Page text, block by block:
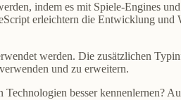
indem es mit Spiele-Engines
erleichtern die Entwicklung und
werden. Die zusätzlichen
und zu erweitern.
besser kennenlernen?